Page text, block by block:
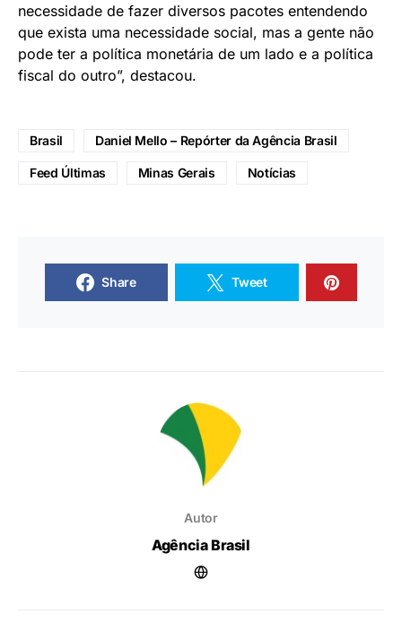
necessidade de fazer diversos pacotes entendendo
que exista uma necessidade social, mas a gente não
pode ter a política monetária de um lado e a política
fiscal do outro”, destacou.
Brasil Daniel Mello – Repórter da Agência Brasil
Feed Últimas Minas Gerais Notícias
Share Tweet
Autor
Agência Brasil